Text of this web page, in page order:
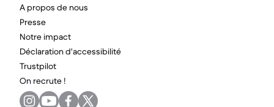
A propos de nous
Presse
Notre impact
Déclaration d'accessibilité
Trustpilot
On recrute !